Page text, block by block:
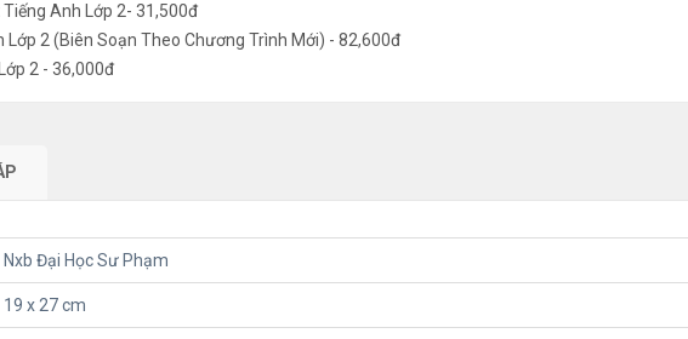
Tiếng Anh Lớp 2- 31,500đ
Lớp 2 (Biên Soạn Theo Chương Trình Mới) - 82,600đ
2 - 36,000đ
Nxb Đại Học Sư Phạm
19 x 27 cm